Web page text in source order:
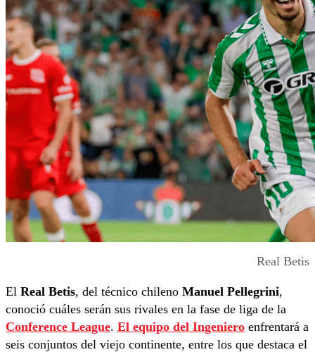
Real Betis
El Real Betis, del técnico chileno Manuel Pellegrini,
conoció cuáles serán sus rivales en la fase de liga de la
Conference League. El equipo del Ingeniero enfrentará a
seis conjuntos del viejo continente, entre los que destaca el